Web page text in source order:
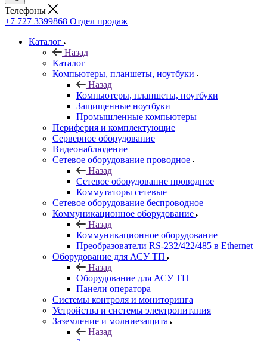
Телефоны
+7 727 3399868 Отдел продаж
Каталог
Назад
Каталог
Компьютеры, планшеты, ноутбуки
Назад
Компьютеры, планшеты, ноутбуки
Защищенные ноутбуки
Промышленные компьютеры
Периферия и комплектующие
Серверное оборудование
Видеонаблюдение
Сетевое оборудование проводное
Назад
Сетевое оборудование проводное
Коммутаторы сетевые
Сетевое оборудование беспроводное
Коммуникационное оборудование
Назад
Коммуникационное оборудование
Преобразователи RS-232/422/485 в Ethernet
Оборудование для АСУ ТП
Назад
Оборудование для АСУ ТП
Панели оператора
Системы контроля и мониторинга
Устройства и системы электропитания
Заземление и молниезащита
Назад